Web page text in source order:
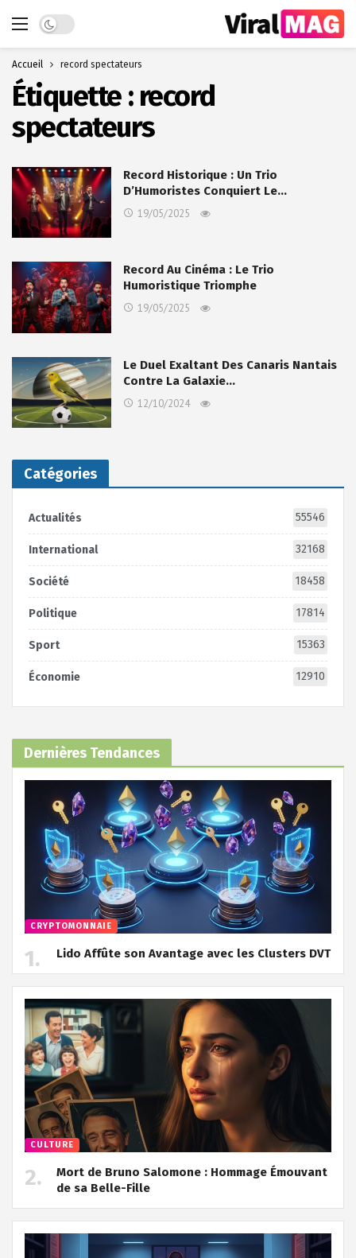
Dark mode
Accueil record spectateurs
Étiquette : record
spectateurs
Record Historique : Un Trio
D’Humoristes Conquiert Le…
19/05/2025
Record Au Cinéma : Le Trio
Humoristique Triomphe
19/05/2025
Le Duel Exaltant Des Canaris Nantais
Contre La Galaxie…
12/10/2024
Catégories
Actualités 55546
International 32168
Société 18458
Politique 17814
Sport 15363
Économie 12910
Dernières Tendances
CRYPTOMONNAIE
Lido Affûte son Avantage avec les Clusters DVT
CULTURE
Mort de Bruno Salomone : Hommage Émouvant
de sa Belle-Fille